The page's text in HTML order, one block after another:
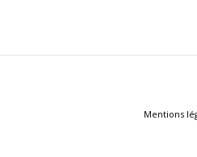
Mentions